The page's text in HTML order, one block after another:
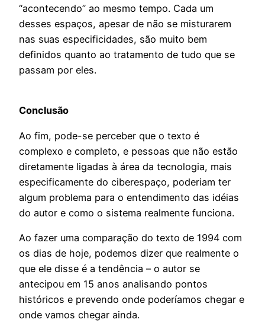
“acontecendo” ao mesmo tempo. Cada um
desses espaços, apesar de não se misturarem
nas suas especificidades, são muito bem
definidos quanto ao tratamento de tudo que se
passam por eles.
Conclusão
Ao fim, pode-se perceber que o texto é
complexo e completo, e pessoas que não estão
diretamente ligadas à área da tecnologia, mais
especificamente do ciberespaço, poderiam ter
algum problema para o entendimento das idéias
do autor e como o sistema realmente funciona.
Ao fazer uma comparação do texto de 1994 com
os dias de hoje, podemos dizer que realmente o
que ele disse é a tendência – o autor se
antecipou em 15 anos analisando pontos
históricos e prevendo onde poderíamos chegar e
onde vamos chegar ainda.